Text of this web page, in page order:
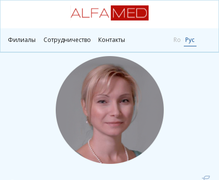
Филиалы Сотрудничество Контакты Ro Рус
Главная Врачи Кирвас Елена